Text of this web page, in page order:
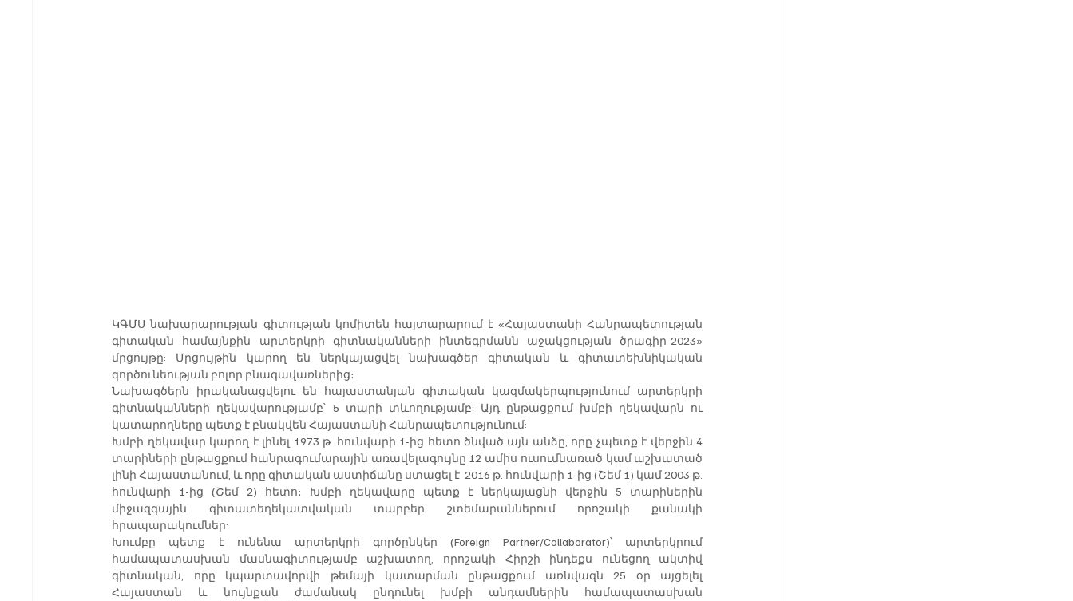
ԿԳՄՍ նախարարության գիտության կոմիտեն հայտարարում է «Հայաստանի Հանրապետության
գիտական համայնքին արտերկրի գիտնականների ինտեգրմանն աջակցության ծրագիր-2023»
մրցույթը: Մրցույթին կարող են ներկայացվել նախագծեր գիտական և գիտատեխնիկական
գործունեության բոլոր բնագավառներից։
Նախագծերն իրականացվելու են հայաստանյան գիտական կազմակերպությունում արտերկրի
գիտնականների ղեկավարությամբ՝ 5 տարի տևողությամբ: Այդ ընթացքում խմբի ղեկավարն ու
կատարողները պետք է բնակվեն Հայաստանի Հանրապետությունում:
Խմբի ղեկավար կարող է լինել 1973 թ. հունվարի 1-ից հետո ծնված այն անձը, որը չպետք է վերջին 4
տարիների ընթացքում հանրագումարային առավելագույնը 12 ամիս ուսումնառած կամ աշխատած
լինի Հայաստանում, և որը գիտական աստիճանը ստացել է  2016 թ. հունվարի 1-ից (Շեմ 1) կամ 2003 թ.
հունվարի 1-ից (Շեմ 2) հետո։ Խմբի ղեկավարը պետք է ներկայացնի վերջին 5 տարիներին
միջազգային գիտատեղեկատվական տարբեր շտեմարաններում որոշակի քանակի
հրապարակումներ:
Խումբը պետք է ունենա արտերկրի գործընկեր (Foreign Partner/Collaborator)՝ արտերկրում
համապատասխան մասնագիտությամբ աշխատող, որոշակի Հիրշի ինդեքս ունեցող ակտիվ
գիտնական, որը կպարտավորվի թեմայի կատարման ընթացքում առնվազն 25 օր այցելել
Հայաստան և նույնքան ժամանակ ընդունել խմբի անդամներին համապատասխան